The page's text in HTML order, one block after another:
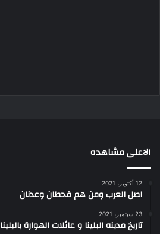
الاعلى مشاهده
12 أكتوبر، 2021
اصل العرب ومن هم قحطان وعدنان
23 سبتمبر، 2021
تاريخ مدينه البلينا و عائلات الهوارة بالبلينا